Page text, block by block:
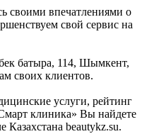
своими впечатлениями о
свой сервис на
батыра, 114, Шымкент,
своих клиентов.
услуги, рейтинг
клиника» Вы найдете
beautykz.su.